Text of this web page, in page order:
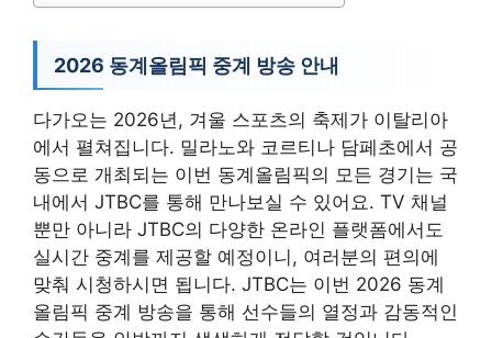
2026 동계올림픽 중계 방송 안내
다가오는 2026년, 겨울 스포츠의 축제가 이탈리아
에서 펼쳐집니다. 밀라노와 코르티나 담페초에서 공
동으로 개최되는 이번 동계올림픽의 모든 경기는 국
내에서 JTBC를 통해 만나보실 수 있어요. TV 채널
뿐만 아니라 JTBC의 다양한 온라인 플랫폼에서도
실시간 중계를 제공할 예정이니, 여러분의 편의에
맞춰 시청하시면 됩니다. JTBC는 이번 2026 동계
올림픽 중계 방송을 통해 선수들의 열정과 감동적인